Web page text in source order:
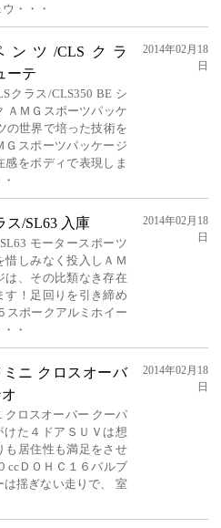
・・・
ツ/CLSクラ
ーテ
クラス/CLS350 BE シ
ＡＭＧスポーツパッケ
の世界で培った技術を
Ｇスポーツパッケージ
感をボディで表現しま
2014年02月18
日
ス/SL63 入庫
モータースポーツ
惜しみなく投入しＡＭ
は、その比類なき存在
す！足回りを引き締め
スポークアルミホイー
・
2014年02月18
日
ミニ クロスオーバ
クロスオーバー クーパ
けた４ドアＳＵＶは想
も居住性も満足をさせ
ccＤＯＨＣ１６バルブ
揺ぎない走りで、 室
2014年02月18
日